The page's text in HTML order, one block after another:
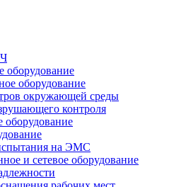
оборудование
оборудование
окружающей среды
контроля
оборудование
на ЭМС
и сетевое оборудование